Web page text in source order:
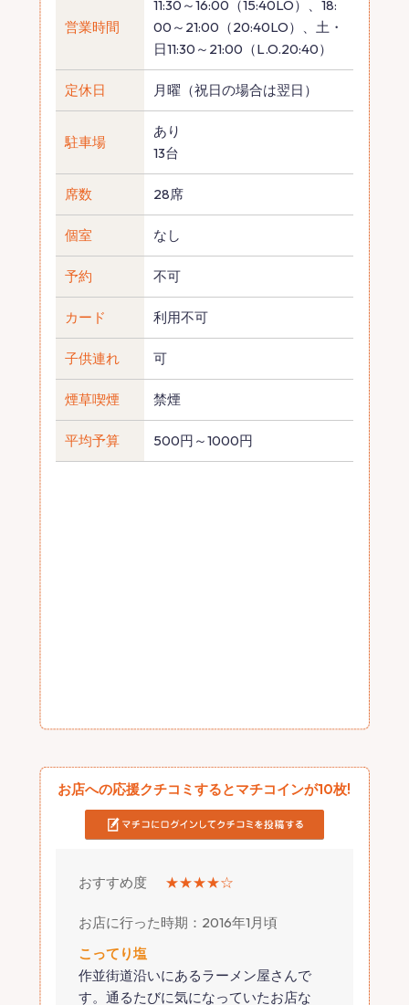
営業時間
11:30～16:00（15:40LO）、18:
00～21:00（20:40LO）、土・
日11:30～21:00（L.O.20:40）
定休日 月曜（祝日の場合は翌日）
駐車場
あり
13台
席数 28席
個室 なし
予約 不可
カード 利用不可
子供連れ 可
煙草喫煙 禁煙
平均予算 500円～1000円
お店への応援クチコミするとマチコインが10枚!
おすすめ度 ★★★★☆
お店に行った時期：2016年1月頃
こってり塩
作並街道沿いにあるラーメン屋さんで
す。通るたびに気になっていたお店な